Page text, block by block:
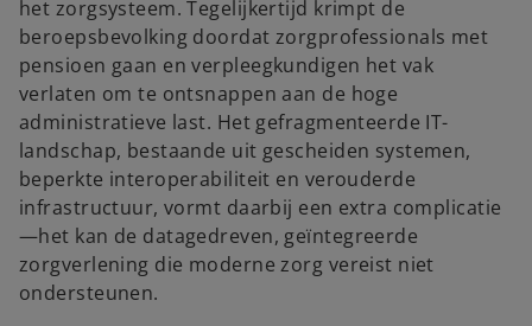
het zorgsysteem. Tegelijkertijd krimpt de
beroepsbevolking doordat zorgprofessionals met
pensioen gaan en verpleegkundigen het vak
verlaten om te ontsnappen aan de hoge
administratieve last. Het gefragmenteerde IT-
landschap, bestaande uit gescheiden systemen,
beperkte interoperabiliteit en verouderde
infrastructuur, vormt daarbij een extra complicatie
—het kan de datagedreven, geïntegreerde
zorgverlening die moderne zorg vereist niet
ondersteunen.